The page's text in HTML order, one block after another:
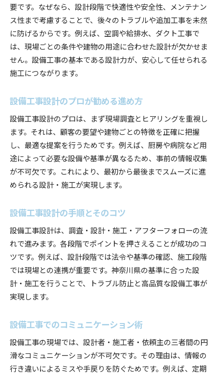
要です。なぜなら、設計段階で快適性や安全性、メンテナン
ス性まで考慮することで、後々のトラブルや追加工事を未然
に防げるからです。例えば、空調や給排水、ダクト工事で
は、現場ごとの条件や建物の用途に合わせた設計が欠かせま
せん。設備工事の基本である設計力が、安心して任せられる
施工につながります。
設備工事設計のプロが勧める進め方
設備工事設計のプロは、まず現場調査とヒアリングを重視し
ます。それは、顧客の要望や建物ごとの特徴を正確に把握
し、最適な提案を行うためです。例えば、厨房や病院など用
途によって必要な設備や基準が異なるため、事前の情報収集
が不可欠です。これにより、最初から最後までスムーズに進
められる設計・施工が実現します。
設備工事設計の手順とそのコツ
設備工事設計は、調査・設計・施工・アフターフォローの流
れで進みます。各段階でポイントを押さえることが成功のコ
ツです。例えば、設計段階では法令や基準の確認、施工段階
では現場との連携が重要です。神奈川県の基準に合った設
計・施工を行うことで、トラブル防止と高品質な設備工事が
実現します。
設備工事でのコミュニケーション術
設備工事の現場では、設計者・施工者・依頼主の三者間の円
滑なコミュニケーションが不可欠です。その理由は、情報の
行き違いによるミスや手戻りを防ぐためです。例えば、定期